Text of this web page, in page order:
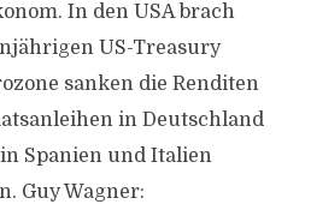
In den USA brach
US-Treasury
sanken die Renditen
in Deutschland
Spanien und Italien
Guy Wagner: